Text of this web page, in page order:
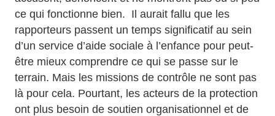
ce qui fonctionne bien. Il aurait fallu que les
rapporteurs passent un temps significatif au sein
d’un service d’aide sociale à l’enfance pour peut-
être mieux comprendre ce qui se passe sur le
terrain. Mais les missions de contrôle ne sont pas
là pour cela. Pourtant, les acteurs de la protection
ont plus besoin de soutien organisationnel et de